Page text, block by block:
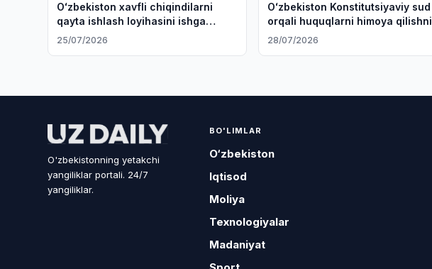
Oʻzbekiston xavfli chiqindilarni
qayta ishlash loyihasini ishga
tushirishni muhokama qildi
25/07/2026
Oʻzbekiston Konstitutsiyaviy sud
orqali huquqlarni himoya qilishni
kengaytirmoqchi
28/07/2026
O'zbekistonning yetakchi
yangiliklar portali. 24/7
yangiliklar.
BO'LIMLAR
O‘zbekiston
Iqtisod
Moliya
Texnologiyalar
Madaniyat